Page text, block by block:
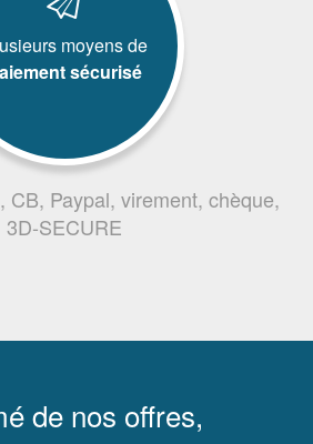
moyens de
sécurisé
CB, Paypal, virement, chèque,
3D-SECURE
de nos offres,